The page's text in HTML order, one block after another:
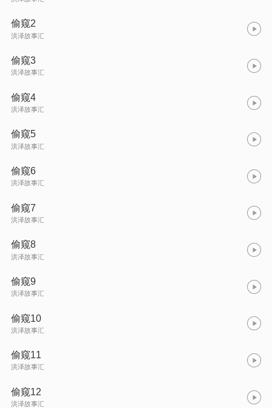
偷窥2
洪泽故事汇
偷窥3
洪泽故事汇
偷窥4
洪泽故事汇
偷窥5
洪泽故事汇
偷窥6
洪泽故事汇
偷窥7
洪泽故事汇
偷窥8
洪泽故事汇
偷窥9
洪泽故事汇
偷窥10
洪泽故事汇
偷窥11
洪泽故事汇
偷窥12
洪泽故事汇